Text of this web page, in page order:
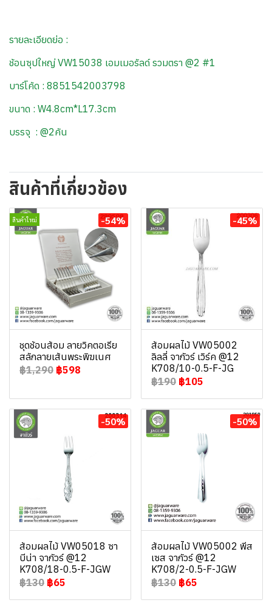
รายละเอียดย่อ :
ช้อนซุปใหญ่ VW15038 เอมเมอรัลด์ รวมตรา @2 #1
บาร์โค้ด : 8851542003798
ขนาด : W4.8cm*L17.3cm
บรรจุ : @2คัน
สินค้าที่เกี่ยวข้อง
สินค้าใหม่ -54%
ชุดช้อนส้อม ลายวิคตอเรีย
สลักลายเส้นพระพิฆเนศ
฿1,290 ฿598
-45%
ส้อมผลไม้ VW05002
ลิลลี่ จากัวร์ เวิร์ค @12
K708/10-0.5-F-JG
฿190 ฿105
-50%
ส้อมผลไม้ VW05018 ซา
บีน่า จากัวร์ @12
K708/18-0.5-F-JGW
฿130 ฿65
-50%
ส้อมผลไม้ VW05002 พีส
เซส จากัวร์ @12
K708/2-0.5-F-JGW
฿130 ฿65